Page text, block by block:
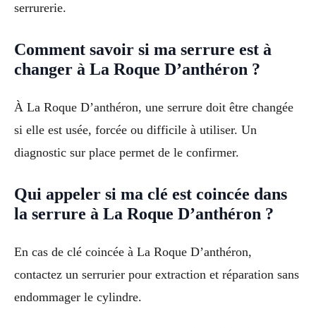
serrurerie.
Comment savoir si ma serrure est à
changer à La Roque D’anthéron ?
À La Roque D’anthéron, une serrure doit être changée
si elle est usée, forcée ou difficile à utiliser. Un
diagnostic sur place permet de le confirmer.
Qui appeler si ma clé est coincée dans
la serrure à La Roque D’anthéron ?
En cas de clé coincée à La Roque D’anthéron,
contactez un serrurier pour extraction et réparation sans
endommager le cylindre.